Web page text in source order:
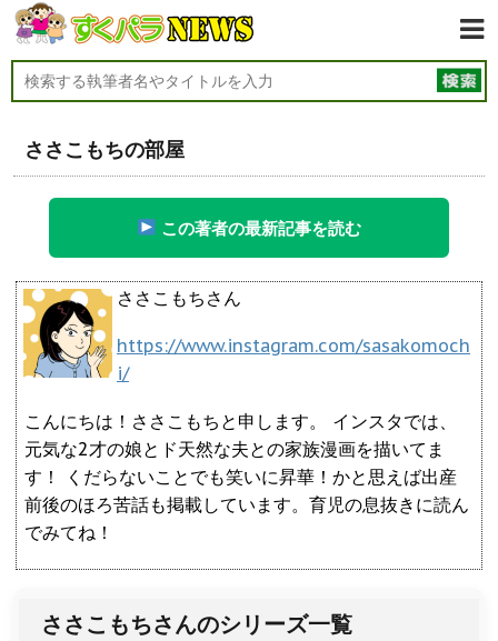
ささこもちの部屋
この著者の最新記事を読む
ささこもちさん
https://www.instagram.com/sasakomoch
i/
こんにちは！ささこもちと申します。 インスタでは、
元気な2才の娘とド天然な夫との家族漫画を描いてま
す！ くだらないことでも笑いに昇華！かと思えば出産
前後のほろ苦話も掲載しています。育児の息抜きに読ん
でみてね！
ささこもちさんのシリーズ一覧